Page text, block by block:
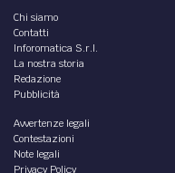
Chi siamo
Contatti
Inforomatica S.r.l.
La nostra storia
Redazione
Pubblicità
Avvertenze legali
Contestazioni
Note legali
Privacy Policy